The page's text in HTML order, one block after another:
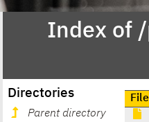
Index of
Directories
Parent directory